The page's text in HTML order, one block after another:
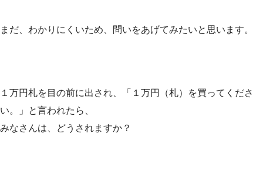
まだ、わかりにくいため、問いをあげてみたいと思います。
１万円札を目の前に出され、「１万円（札）を買ってくださ
い。」と言われたら、
みなさんは、どうされますか？